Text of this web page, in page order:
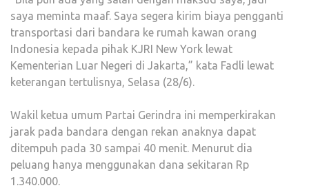
saya meminta maaf. Saya segera kirim biaya pengganti
transportasi dari bandara ke rumah kawan orang
Indonesia kepada pihak KJRI New York lewat
Kementerian Luar Negeri di Jakarta,” kata Fadli lewat
keterangan tertulisnya, Selasa (28/6).
Wakil ketua umum Partai Gerindra ini memperkirakan
jarak pada bandara dengan rekan anaknya dapat
ditempuh pada 30 sampai 40 menit. Menurut dia
peluang hanya menggunakan dana sekitaran Rp
1.340.000.